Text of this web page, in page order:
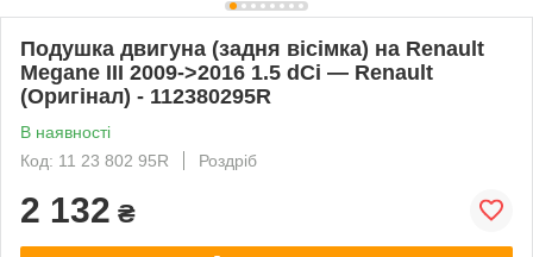
Подушка двигуна (задня вісімка) на Renault
Megane III 2009->2016 1.5 dCi — Renault
(Оригінал) - 112380295R
В наявності
Код: 11 23 802 95R
Роздріб
2 132 ₴